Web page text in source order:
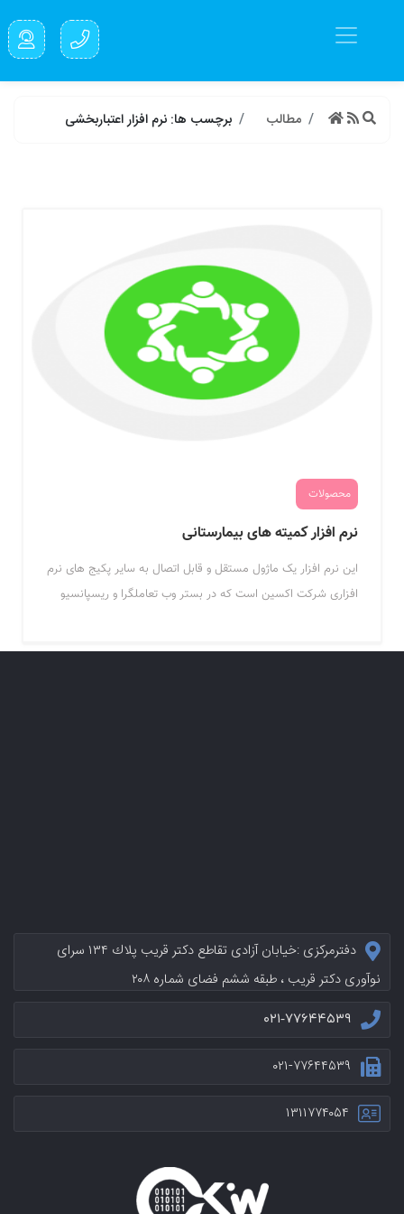
مطالب برچسب ها: نرم افزار اعتباربخشی
محصولات
نرم افزار کمیته های بیمارستانی
این نرم افزار یک ماژول مستقل و قابل اتصال به سایر پکیج های نرم
افزاری شرکت اکسین است که در بستر وب تعاملگرا و ریسپانسیو
دفترمرکزی :خيابان آزادی تقاطع دکتر قریب پلاك ۱۳۴ سرای
نوآوری دکتر قریب ، طبقه ششم فضای شماره ۲۰۸
۰۲۱-۷۷۶۴۴۵۳۹
۰۲۱-۷۷۶۴۴۵۳۹